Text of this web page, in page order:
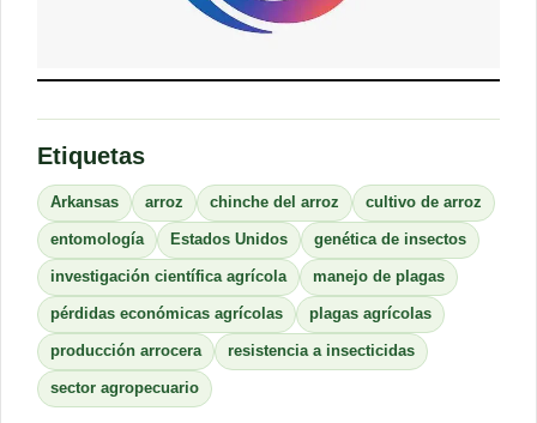
Etiquetas
Arkansas arroz chinche del arroz cultivo de arroz
entomología Estados Unidos genética de insectos
investigación científica agrícola manejo de plagas
pérdidas económicas agrícolas plagas agrícolas
producción arrocera resistencia a insecticidas
sector agropecuario